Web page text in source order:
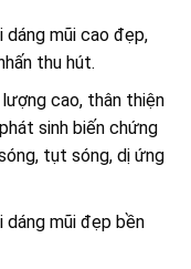
dáng mũi cao đẹp,
thu hút.
cao, thân thiện
sinh biến chứng
tụt sóng, dị ứng
dáng mũi đẹp bền